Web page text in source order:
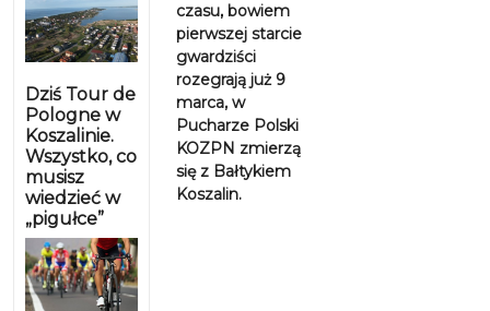
Dziś Tour de
Pologne w
Koszalinie.
Wszystko, co
musisz
wiedzieć w
„pigułce”
czasu, bowiem
pierwszej starcie
gwardziści
rozegrają już 9
marca, w
Pucharze Polski
KOZPN zmierzą
się z Bałtykiem
Koszalin.